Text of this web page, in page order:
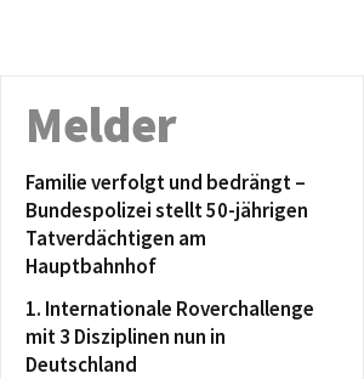
Melder
Familie verfolgt und bedrängt –
Bundespolizei stellt 50-jährigen
Tatverdächtigen am
Hauptbahnhof
1. Internationale Roverchallenge
mit 3 Disziplinen nun in
Deutschland